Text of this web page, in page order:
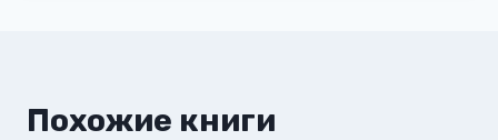
Похожие книги